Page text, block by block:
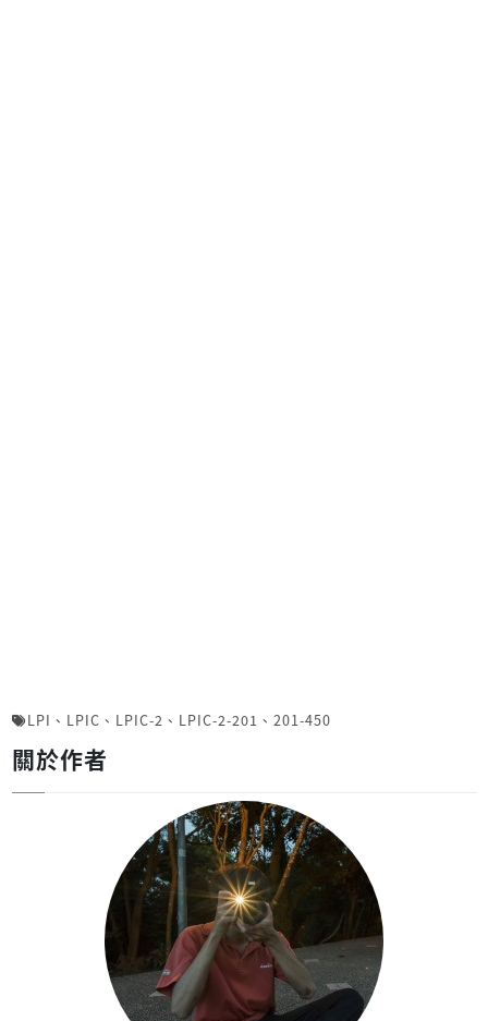
LPI 、 LPIC 、 LPIC-2 、 LPIC-2-201 、 201-450
關於作者